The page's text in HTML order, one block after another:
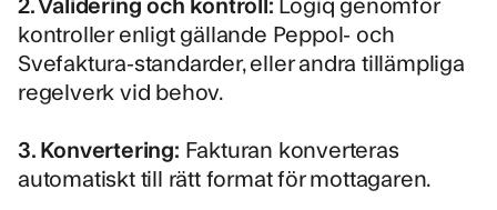
kontroller enligt gällande Peppol- och
Svefaktura-standarder, eller andra tillämpliga
regelverk vid behov.
3. Konvertering: Fakturan konverteras
automatiskt till rätt format för mottagaren.